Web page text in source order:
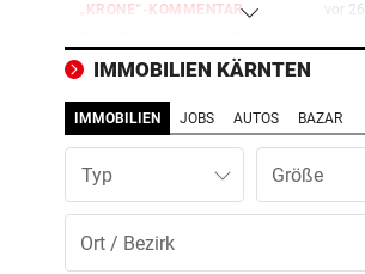
„KRONE“-KOMMENTAR vor
Solidarität mit Spanien
Wo Sie Tutanchamun
„treffen“ können
NÄCHTLICHE RETTUNG vor
Bergsteiger (38) verirrte
IMMOBILIEN KÄRNTEN
IMMOBILIEN JOBS AUTOS BAZAR
Typ